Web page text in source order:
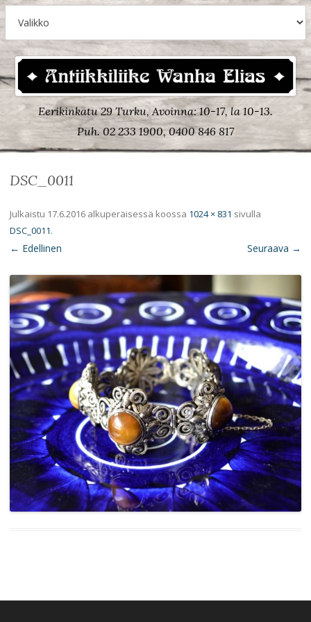
Eerikinkatu 29 Turku, Avoinna: 10-17, la 10-13.
Puh. 02 233 1900, 0400 846 817
DSC_0011
Julkaistu 17.6.2016 alkuperäisessä koossa 1024 × 831 sivulla
DSC_0011.
← Edellinen Seuraava →